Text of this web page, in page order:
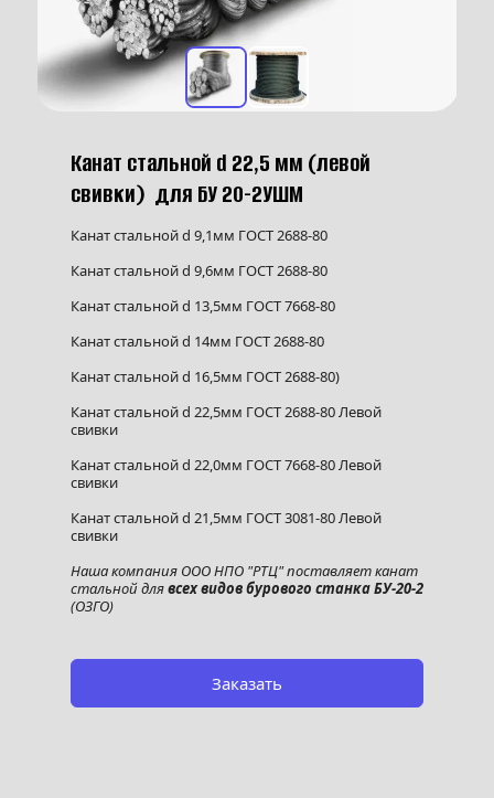
Канат стальной d 22,5 мм (левой
свивки) для БУ 20-2УШМ
Канат стальной d 9,1мм ГОСТ 2688-80
Канат стальной d 9,6мм ГОСТ 2688-80
Канат стальной d 13,5мм ГОСТ 7668-80
Канат стальной d 14мм ГОСТ 2688-80
Канат стальной d 16,5мм ГОСТ 2688-80)
Канат стальной d 22,5мм ГОСТ 2688-80 Левой
свивки
Канат стальной d 22,0мм ГОСТ 7668-80 Левой
свивки
Канат стальной d 21,5мм ГОСТ 3081-80 Левой
свивки
Наша компания ООО НПО "РТЦ" поставляет канат
стальной для всех видов бурового станка БУ-20-2
(ОЗГО)
Заказать